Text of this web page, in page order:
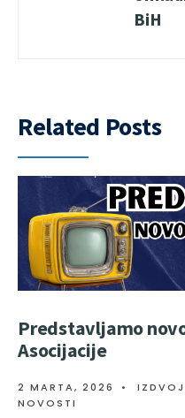
BiH
Related Posts
Predstavljamo
Asocijacije
2 MARTA, 2026 •
NOVOSTI